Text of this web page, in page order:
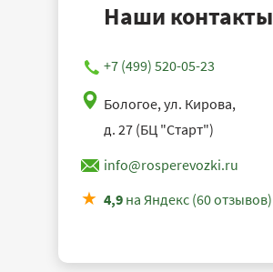
Наши контакты
+7 (499) 520-05-23
Бологое, ул. Кирова,
д. 27 (БЦ "Старт")
info@rosperevozki.ru
4,9на Яндекс (60 отзывов)